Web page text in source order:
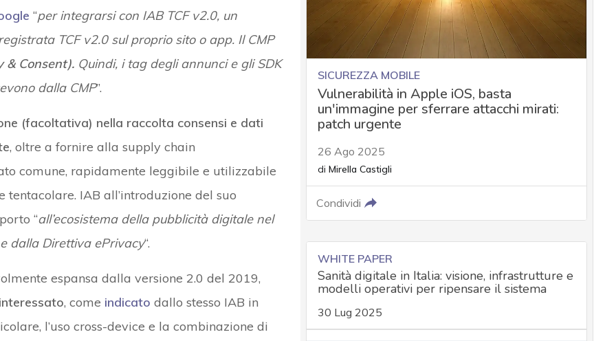
“per integrarsi con IAB TCF v2.0, un
TCF v2.0 sul proprio sito o app. Il CMP
& Consent).Quindi, i tag degli annunci e gli SDK
dalla CMP”.
(facoltativa) nella raccolta consensi e dati
, oltre a fornire alla supply chain
comune, rapidamente leggibile e utilizzabile
IAB all’introduzione del suo
“all’ecosistema della pubblicità digitale nel
dalla Direttiva ePrivacy“.
espansa dalla versione 2.0 del 2019,
, come indicato dallo stesso IAB in
l’uso cross-device e la combinazione di
SICUREZZA MOBILE
Vulnerabilità in Apple iOS, basta
un'immagine per sferrare attacchi mirati:
patch urgente
26 Ago 2025
di Mirella Castigli
Condividi
WHITE PAPER
Sanità digitale in Italia: visione, infrastrutture e
modelli operativi per ripensare il sistema
30 Lug 2025